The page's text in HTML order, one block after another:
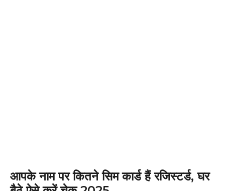
आपके नाम पर कितने सिम कार्ड हैं रजिस्टर्ड, घर